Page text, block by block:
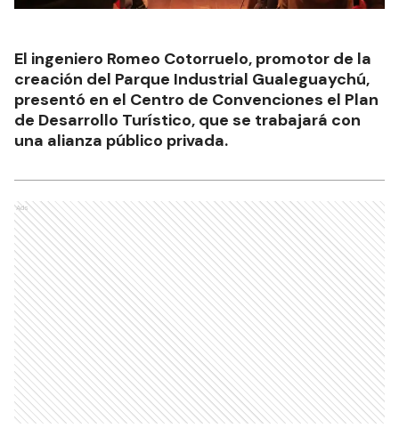
El ingeniero Romeo Cotorruelo, promotor de la
creación del Parque Industrial Gualeguaychú,
presentó en el Centro de Convenciones el Plan
de Desarrollo Turístico, que se trabajará con
una alianza público privada.
Ads